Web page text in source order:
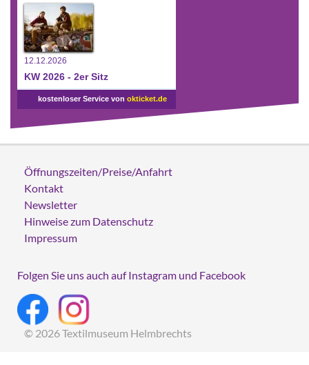
12.12.2026
KW 2026 - 2er Sitz
kostenloser Service von okticket.de
Öffnungszeiten/Preise/Anfahrt
Kontakt
Newsletter
Hinweise zum Datenschutz
Impressum
Folgen Sie uns auch auf Instagram und Facebook
© 2026 Textilmuseum Helmbrechts